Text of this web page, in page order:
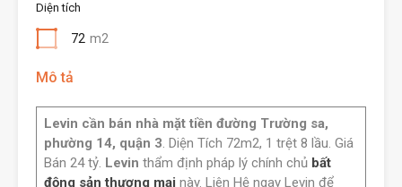
Diện tích
72 m2
Mô tả
Levin cần bán nhà mặt tiền đường Trường sa,
phường 14, quận 3. Diện Tích 72m2, 1 trệt 8 lầu. Giá
Bán 24 tỷ. Levin thẩm định pháp lý chính chủ bất
động sản thương mại này. Liên Hệ ngay Levin để